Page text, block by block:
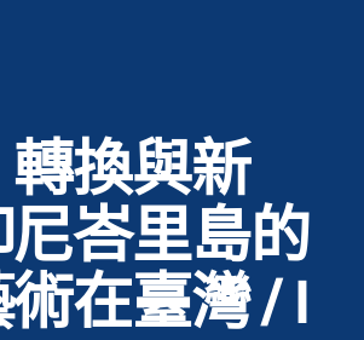
換與新
峇里島的
在臺灣 / I